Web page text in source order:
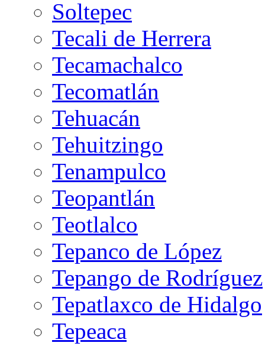
Soltepec
Tecali de Herrera
Tecamachalco
Tecomatlán
Tehuacán
Tehuitzingo
Tenampulco
Teopantlán
Teotlalco
Tepanco de López
Tepango de Rodríguez
Tepatlaxco de Hidalgo
Tepeaca